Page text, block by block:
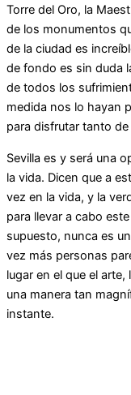
Torre del Oro, la
de los monumentos
de la ciudad es
de fondo es sin duda
de todos los
medida nos lo hayan
para disfrutar tanto
Sevilla es y será una
la vida. Dicen que a
vez en la vida, y la
para llevar a cabo
supuesto, nunca es
vez más personas
lugar en el que el
una manera tan
instante.